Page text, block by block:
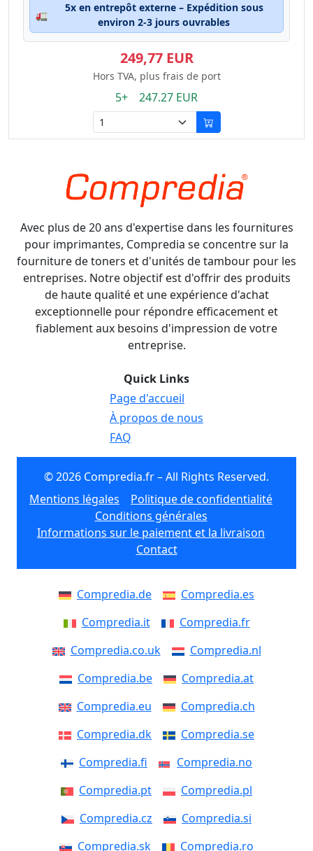
🚛
5x en entrepôt externe – Expédition sous
environ 2-3 jours ouvrables
249,77 EUR
Hors TVA, plus frais de port
5+ 247.27 EUR
Avec plus de 20 ans d'expertise dans les fournitures
pour imprimantes, Compredia se concentre sur la
fourniture de toners et d'unités de tambour pour les
entreprises. Notre objectif est d'offrir des produits
de haute qualité et une expérience d'achat
exceptionnelle pour répondre efficacement et
fiablement aux besoins d'impression de votre
entreprise.
Quick Links
Page d'accueil
À propos de nous
FAQ
© 2026 Compredia.fr – All Rights Reserved.
Mentions légales
Politique de confidentialité
Conditions générales
Informations sur le paiement et la livraison
Contact
Compredia.de
Compredia.es
Compredia.it
Compredia.fr
Compredia.co.uk
Compredia.nl
Compredia.be
Compredia.at
Compredia.eu
Compredia.ch
Compredia.dk
Compredia.se
Compredia.fi
Compredia.no
Compredia.pt
Compredia.pl
Compredia.cz
Compredia.si
Compredia.sk
Compredia.ro